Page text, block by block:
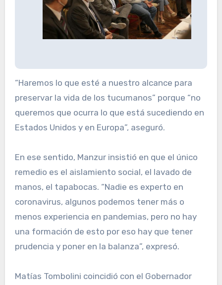
“Haremos lo que esté a nuestro alcance para
preservar la vida de los tucumanos” porque “no
queremos que ocurra lo que está sucediendo en
Estados Unidos y en Europa”, aseguró.
En ese sentido, Manzur insistió en que el único
remedio es el aislamiento social, el lavado de
manos, el tapabocas. “Nadie es experto en
coronavirus, algunos podemos tener más o
menos experiencia en pandemias, pero no hay
una formación de esto por eso hay que tener
prudencia y poner en la balanza”, expresó.
Matías Tombolini coincidió con el Gobernador